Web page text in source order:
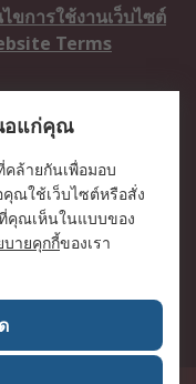
ไขการใช้งานเว็บไซต์
Terms
ระชาสัมพันธ์ / Press
รชำระเงิน /
ที่ RS / Careers
อแก่คุณ
คล้ายกันเพื่อมอบ
ณใช้เว็บไซต์หรือสั่ง
คุณเห็นในแบบของ
ายคุกกี้ของเรา